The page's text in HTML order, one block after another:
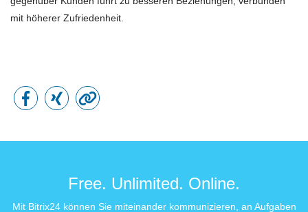
mit höherer Zufriedenheit.
Free. Unlimited. Online.
Mit Bitrix24 können Sie miteinander kommunizieren, an Aufgaben